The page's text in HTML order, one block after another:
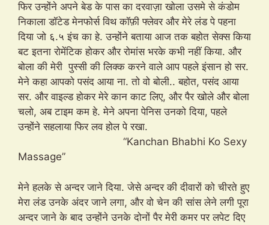
फिर उन्होंने अपने बेड के पास का दरवाज़ा खोला उसमे से कंडोम
निकाला डॉटेड मेनफोर्स विथ कॉफ़ी फ्लेवर और मेरे लंड पे पहना
दिया जो ६.५ इंच का हे. उन्होंने बताया आज तक बहोत सेक्स किया
बट इतना रोमेंटिक होकर और रोमांस भरके कभी नहीं किया. और
बोला की मेरी पुस्सी की लिक्क करने वाले आप पहले इंसान हो सर.
मेने कहा आपको पसंद आया ना. तो वो बोली.. बहोत, पसंद आया
सर. और वाइल्ड होकर मेरे कान काट लिए, और पैर खोले और बोला
चलो, अब टाइम कम हे. मेने अपना पेनिस उनको दिया, पहले
उन्होंने सहलाया फिर लव होल पे रखा.
“Kanchan Bhabhi Ko Sexy
Massage”
मेने हलके से अन्दर जाने दिया. जेसे अन्दर की दीवारों को चीरते हुए
मेरा लंड उनके अंदर जाने लगा, और वो चेन की सांस लेने लगी पूरा
अन्दर जाने के बाद उन्होंने उनके दोनों पैर मेरी कमर पर लपेट दिए